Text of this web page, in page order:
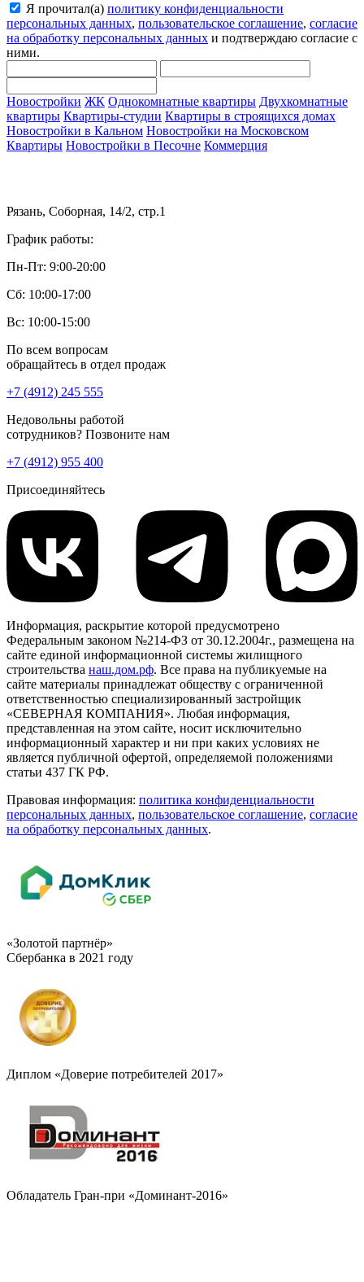
Я прочитал(а) политику конфиденциальности
персональных данных, пользовательское соглашение, согласие
на обработку персональных данных и подтверждаю согласие с
ними.
Новостройки ЖК Однокомнатные квартиры Двухкомнатные
квартиры Квартиры-студии Квартиры в строящихся домах
Новостройки в Кальном Новостройки на Московском
Квартиры Новостройки в Песочне Коммерция
Рязань, Соборная, 14/2, стр.1
График работы:
Пн-Пт: 9:00-20:00
Сб: 10:00-17:00
Вс: 10:00-15:00
По всем вопросам
обращайтесь в отдел продаж
+7 (4912) 245 555
Недовольны работой
сотрудников? Позвоните нам
+7 (4912) 955 400
Присоединяйтесь
Информация, раскрытие которой предусмотрено
Федеральным законом №214-ФЗ от 30.12.2004г., размещена на
сайте единой информационной системы жилищного
строительства наш.дом.рф. Все права на публикуемые на
сайте материалы принадлежат обществу с ограниченной
ответственностью специализированный застройщик
«СЕВЕРНАЯ КОМПАНИЯ». Любая информация,
представленная на этом сайте, носит исключительно
информационный характер и ни при каких условиях не
является публичной офертой, определяемой положениями
статьи 437 ГК РФ.
Правовая информация: политика конфиденциальности
персональных данных, пользовательское cоглашение, cогласие
на обработку персональных данных.
«Золотой партнёр»
Сбербанка в 2021 году
Диплом «Доверие потребителей 2017»
Обладатель Гран-при «Доминант-2016»